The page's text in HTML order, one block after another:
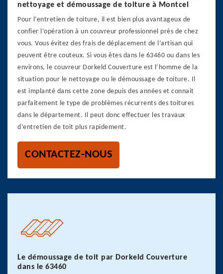
nettoyage et démoussage de toiture à Montcel
Pour l’entretien de toiture, il est bien plus avantageux de
confier l’opération à un couvreur professionnel près de chez
vous. Vous évitez des frais de déplacement de l’artisan qui
peuvent être couteux. Si vous êtes dans le 63460 ou dans les
environs, le couvreur Dorkeld Couverture est l’homme de la
situation pour le nettoyage ou le démoussage de toiture. Il
est implanté dans cette zone depuis des années et connait
parfaitement le type de problèmes récurrents des toitures
dans le département. Il peut donc effectuer les travaux
d’entretien de toit plus rapidement.
CONTACTEZ-NOUS
Le démoussage de toit par Dorkeld Couverture
dans le 63460